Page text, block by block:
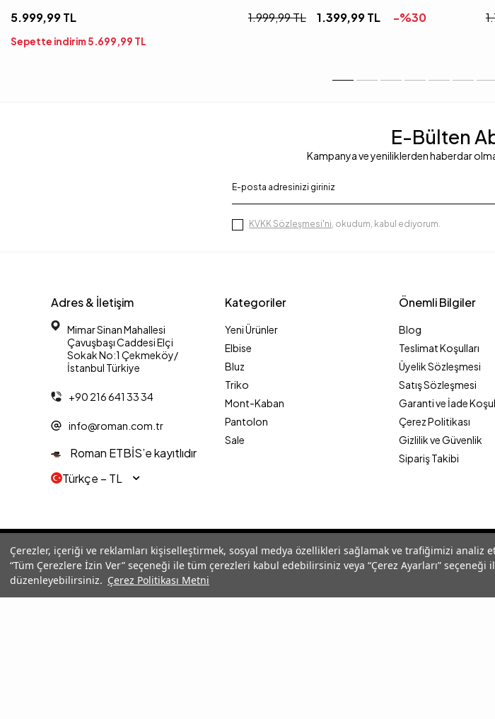
Çerezler, içeriği ve reklamları kişiselleştirmek, sosyal medya özellikleri sağlamak ve trafiğimizi analiz
“Tüm Çerezlere İzin Ver” seçeneği ile tüm çerezleri kabul edebilirsiniz veya “Çerez Ayarları” seçeneği
düzenleyebilirsiniz. Çerez Politikası Metni
5.999,99TL
Sepette indirim5.699,99 TL
1.999,99TL 1.399,99TL -%30
E-Bülten
Kampanya ve yeniliklerden haberdar
KVKK Sözleşmesi'ni, okudum, kabul ediyorum.
Adres & İletişim
Mimar Sinan Mahallesi
Çavuşbaşı Caddesi Elçi
Sokak No:1 Çekmeköy/
İstanbul Türkiye
+90 216 641 33 34
info@roman.com.tr
Roman ETBİS’e kayıtlıdır
Türkçe − TL
Kategoriler
Yeni Ürünler
Elbise
Bluz
Triko
Mont-Kaban
Pantolon
Sale
Önemli Bilgiler
Blog
Teslimat Koşulları
Üyelik Sözleşmesi
Satış Sözleşmesi
Garanti ve İade
Çerez Politikası
Gizlilik ve Güvenlik
Sipariş Takibi
© 2025 Roman® Tüm Hakları Saklıdır, İzinsiz kullanılamaz